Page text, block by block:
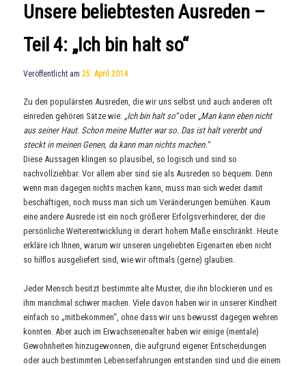
Unsere beliebtesten Ausreden –
Teil 4: „Ich bin halt so“
Veröffentlicht am25. April 2014
Zu den populärsten Ausreden, die wir uns selbst und auch anderen oft
einreden gehören Sätze wie: „Ich bin halt so“oder „Man kann eben nicht
aus seiner Haut. Schon meine Mutter war so. Das ist halt vererbt und
steckt in meinen Genen, da kann man nichts machen.“
Diese Aussagen klingen so plausibel, so logisch und sind so
nachvollziehbar. Vor allem aber sind sie als Ausreden so bequem. Denn
wenn man dagegen nichts machen kann, muss man sich weder damit
beschäftigen, noch muss man sich um Veränderungen bemühen. Kaum
eine andere Ausrede ist ein noch größerer Erfolgsverhinderer, der die
persönliche Weiterentwicklung in derart hohem Maße einschränkt. Heute
erkläre ich Ihnen, warum wir unseren ungeliebten Eigenarten eben nicht
so hilflos ausgeliefert sind, wie wir oftmals (gerne) glauben.
Jeder Mensch besitzt bestimmte alte Muster, die ihn blockieren und es
ihm manchmal schwer machen. Viele davon haben wir in unserer Kindheit
einfach so „mitbekommen“, ohne dass wir uns bewusst dagegen wehren
konnten. Aber auch im Erwachsenenalter haben wir einige (mentale)
Gewohnheiten hinzugewonnen, die aufgrund eigener Entscheidungen
oder auch bestimmten Lebenserfahrungen entstanden sind und die einem